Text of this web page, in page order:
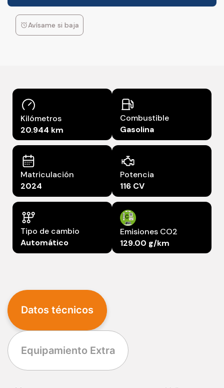
Avísame si baja
Kilómetros
20.944 km
Combustible
Gasolina
Matriculación
2024
Potencia
116 CV
Tipo de cambio
Automático
Emisiones CO2
129.00 g/km
Datos técnicos
Equipamiento Extra